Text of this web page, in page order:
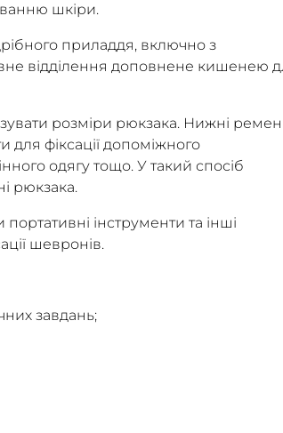
шкіри.
приладдя, включно з
відділення доповнене кишенею
розміри рюкзака. Нижні
фіксації допоміжного
одягу тощо. У такий спосіб
рюкзака.
інструменти та інші
шевронів.
завдань;